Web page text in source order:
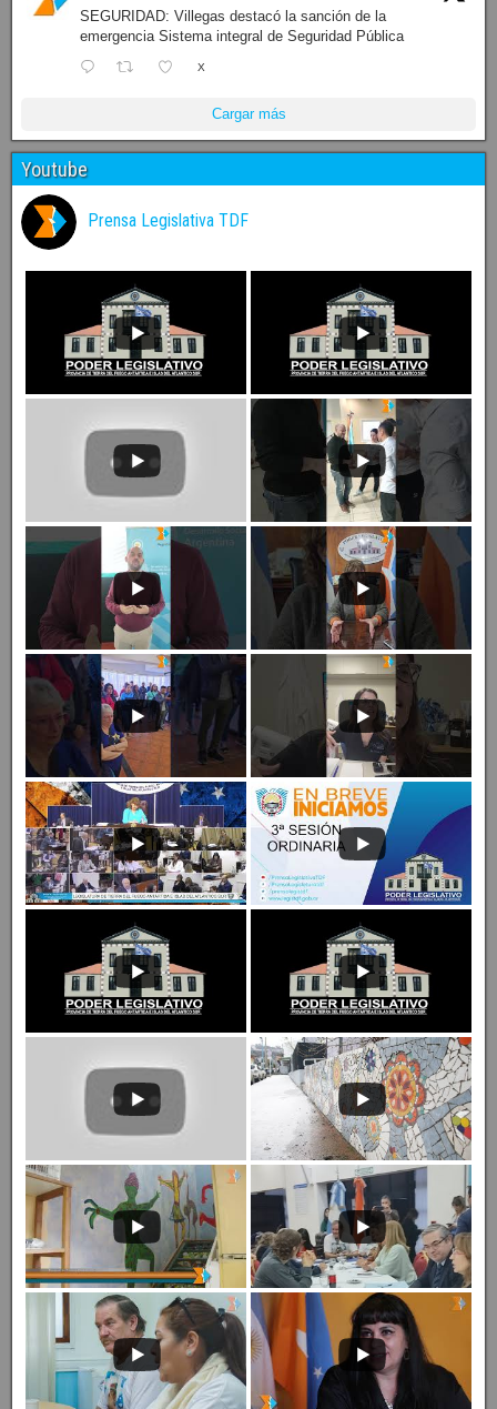
SEGURIDAD: Villegas destacó la sanción de la
emergencia Sistema integral de Seguridad Pública
X
Cargar más
Youtube
Prensa Legislativa TDF